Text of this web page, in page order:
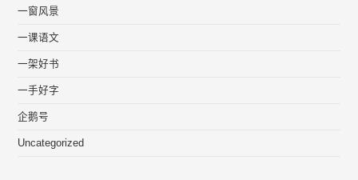
一窗风景
一课语文
一架好书
一手好字
企鹅号
Uncategorized